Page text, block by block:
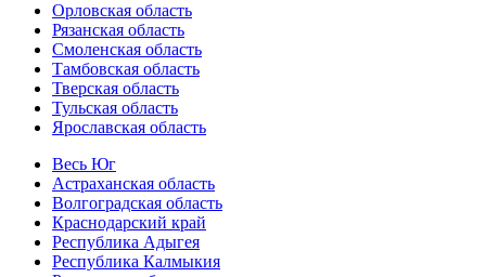
Орловская область
Рязанская область
Смоленская область
Тамбовская область
Тверская область
Тульская область
Ярославская область
Весь Юг
Астраханская область
Волгоградская область
Краснодарский край
Республика Адыгея
Республика Калмыкия